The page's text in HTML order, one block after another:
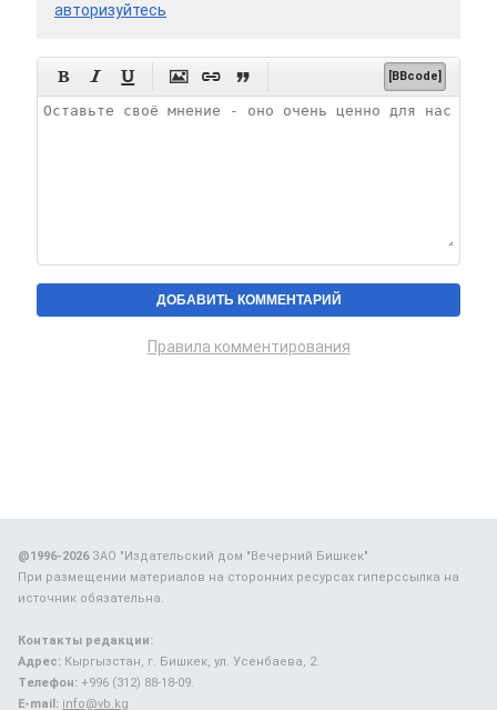
авторизуйтесь
      [BBcode]
Правила комментирования
@1996-2026ЗАО "Издательский дом "Вечерний Бишкек"
При размещении материалов на сторонних ресурсах гиперссылка на
источник обязательна.
Контакты редакции:
Адрес: Кыргызстан, г. Бишкек, ул. Усенбаева, 2.
Телефон: +996 (312) 88-18-09.
E-mail: info@vb.kg